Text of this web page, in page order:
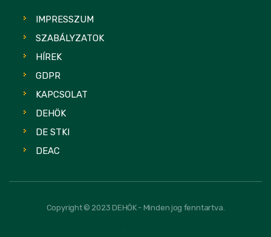
IMPRESSZUM
SZABÁLYZATOK
HÍREK
GDPR
KAPCSOLAT
DEHÖK
DE STKI
DEAC
Copyright © 2023 DEHÖK - Minden jog fenntartva.